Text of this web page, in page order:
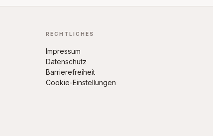
RECHTLICHES
Impressum
Datenschutz
Barrierefreiheit
Cookie-Einstellungen